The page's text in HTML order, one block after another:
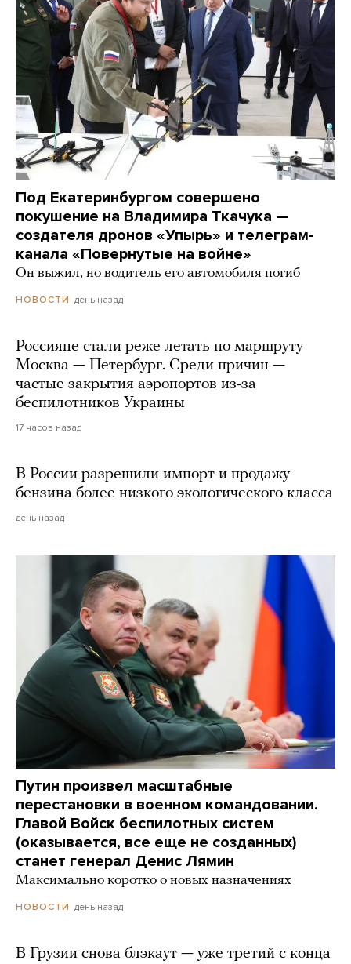
Под Екатеринбургом совершено
покушение на Владимира Ткачука —
создателя дронов «Упырь» и телеграм-
канала «Повернутые на войне»
Он выжил, но водитель его автомобиля погиб
НОВОСТИ день назад
Россияне стали реже летать по маршруту
Москва — Петербург. Среди причин —
частые закрытия аэропортов из-за
беспилотников Украины
17 часов назад
В России разрешили импорт и продажу
бензина более низкого экологического класса
день назад
Путин произвел масштабные
перестановки в военном командовании.
Главой Войск беспилотных систем
(оказывается, все еще не созданных)
станет генерал Денис Лямин
Максимально коротко о новых назначениях
НОВОСТИ день назад
В Грузии снова блэкаут — уже третий с конца